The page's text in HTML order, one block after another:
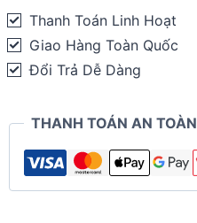
View
Anti-
Fog
quantity
Thanh Toán Linh Hoạt
Giao Hàng Toàn Quốc
Đổi Trả Dễ Dàng
THANH TOÁN AN TOÀN